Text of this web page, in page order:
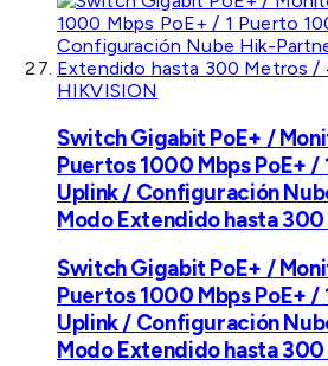
HIKVISION
Switch Gigabit PoE+ /
Puertos 1000 Mbps PoE+
Uplink / Configuración
Modo Extendido hasta
Switch Gigabit PoE+ /
Puertos 1000 Mbps PoE+
Uplink / Configuración
Modo Extendido hasta